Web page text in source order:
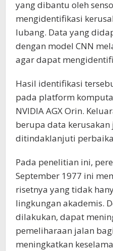
yang dibantu oleh
mengidentifikasi
lubang. Data yang
dengan model CNN
agar dapat
Hasil identifikasi
pada platform
NVIDIA AGX Orin.
berupa data
ditindaklanjuti
Pada penelitian ini,
September 1977 ini
risetnya yang tidak
lingkungan akademis.
dilakukan, dapat
pemeliharaan jalan
meningkatkan